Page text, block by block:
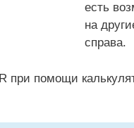
есть
на
справа.
при помощи